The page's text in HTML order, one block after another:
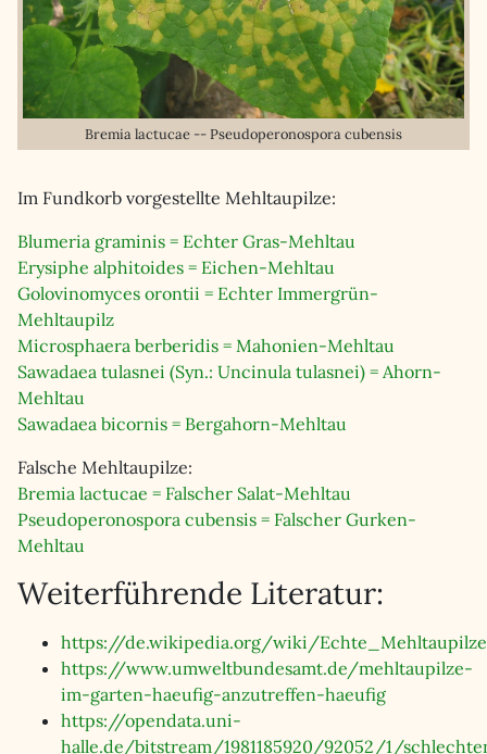
Bremia lactucae -- Pseudoperonospora cubensis
Im Fundkorb vorgestellte Mehltaupilze:
Blumeria graminis = Echter Gras-Mehltau
Erysiphe alphitoides = Eichen-Mehltau
Golovinomyces orontii = Echter Immergrün-
Mehltaupilz
Microsphaera berberidis = Mahonien-Mehltau
Sawadaea tulasnei (Syn.: Uncinula tulasnei) = Ahorn-
Mehltau
Sawadaea bicornis = Bergahorn-Mehltau
Falsche Mehltaupilze:
Bremia lactucae = Falscher Salat-Mehltau
Pseudoperonospora cubensis = Falscher Gurken-
Mehltau
Weiterführende Literatur:
https://de.wikipedia.org/wiki/Echte_Mehltaupilze
https://www.umweltbundesamt.de/mehltaupilze-
im-garten-haeufig-anzutreffen-haeufig
https://opendata.uni-
halle.de/bitstream/1981185920/92052/1/